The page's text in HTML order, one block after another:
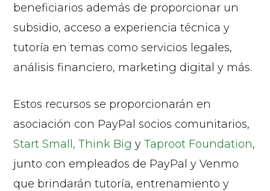
beneficiarios además de proporcionar un
subsidio, acceso a experiencia técnica y
tutoría en temas como servicios legales,
análisis financiero, marketing digital y más.
Estos recursos se proporcionarán en
asociación con PayPal socios comunitarios,
Start Small, Think Big yTaproot Foundation,
junto con empleados de PayPal y Venmo
que brindarán tutoría, entrenamiento y